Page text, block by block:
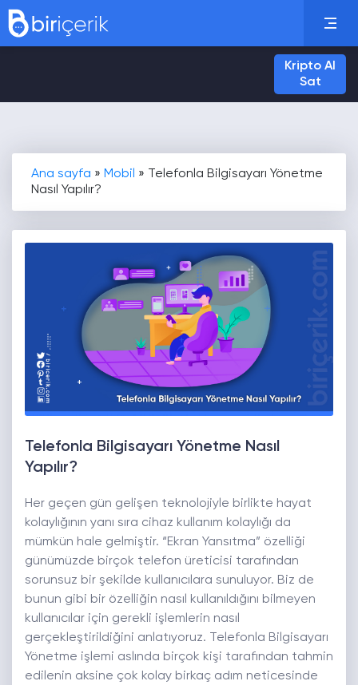
Kripto Al
Sat
Ana sayfa » Mobil »
Telefonla Bilgisayarı Yönetme
Nasıl Yapılır?
Telefonla Bilgisayarı Yönetme Nasıl
Yapılır?
Her geçen gün gelişen teknolojiyle birlikte hayat
kolaylığının yanı sıra cihaz kullanım kolaylığı da
mümkün hale gelmiştir. “Ekran Yansıtma” özelliği
günümüzde birçok telefon üreticisi tarafından
sorunsuz bir şekilde kullanıcılara sunuluyor. Biz de
bunun gibi bir özelliğin nasıl kullanıldığını bilmeyen
kullanıcılar için gerekli işlemlerin nasıl
gerçekleştirildiğini anlatıyoruz. Telefonla Bilgisayarı
Yönetme işlemi aslında birçok kişi tarafından tahmin
edilenin aksine çok kolay birkaç adım neticesinde